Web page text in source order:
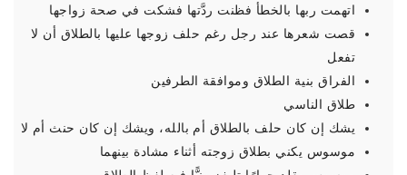
اتهمت ربها بالخطأ فظنت ردَّتها فشكت في صحة زواجها
قصت شعرها عند رجل رغم حلف زوجها عليها بالطلاق أن لا
تفعل
الفراق بنية الطلاق وموافقة الطرفين
طلاق الناسي
يشك إن كان حلف بالطلاق أم بالله، ويشك إن كان حنث أم لا
موسوس يكني بطلاق زوجته أثناء مشادة بينهما